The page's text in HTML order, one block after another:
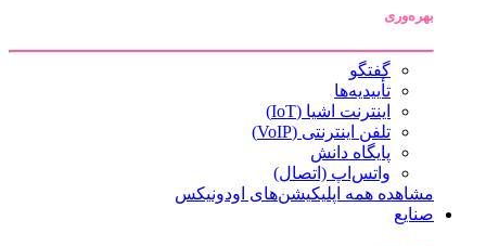
بهره‌وری
گفتگو
تأییدیه‌ها
اینترنت اشیا (IoT)
تلفن اینترنتی (VoIP)
پایگاه دانش
واتس‌اپ (اتصال)
مشاهده همه اپلیکیشن‌های اودونیکس
صنایع